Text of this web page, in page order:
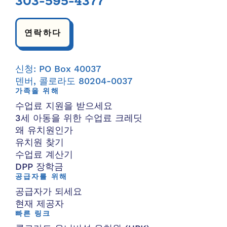
연락하다
신청: PO Box 40037
덴버, 콜로라도 80204-0037
가족을 위해
수업료 지원을 받으세요
3세 아동을 위한 수업료 크레딧
왜 유치원인가
유치원 찾기
수업료 계산기
DPP 장학금
공급자를 위해
공급자가 되세요
현재 제공자
빠른 링크